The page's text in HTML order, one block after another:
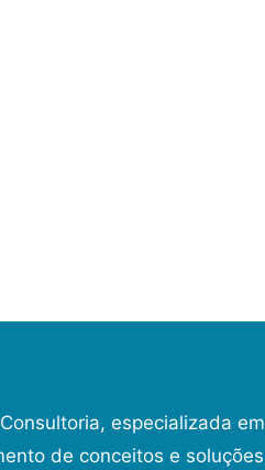
especializada em
de conceitos e soluções